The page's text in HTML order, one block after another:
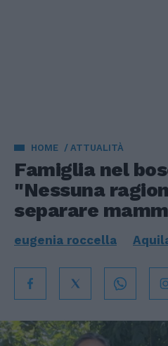
HOME ATTUALITÀ
Famiglia nel
"Nessuna
separare
eugenia roccella